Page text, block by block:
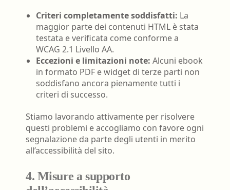
Criteri completamente soddisfatti: La
maggior parte dei contenuti HTML è stata
testata e verificata come conforme a
WCAG 2.1 Livello AA.
Eccezioni e limitazioni note: Alcuni ebook
in formato PDF e widget di terze parti non
soddisfano ancora pienamente tutti i
criteri di successo.
Stiamo lavorando attivamente per risolvere
questi problemi e accogliamo con favore ogni
segnalazione da parte degli utenti in merito
all’accessibilità del sito.
4. Misure a supporto